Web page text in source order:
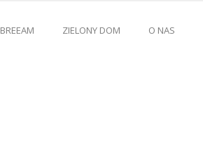
BREEAM ZIELONY DOM O NAS